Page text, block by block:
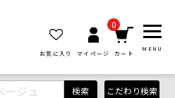
お気に入り マイページ
0
カート
MENU
検索 こだわり検索